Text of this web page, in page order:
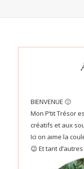
BIENVENUE 🙂
Mon P’tit Trésor
créatifs et aux
Ici on aime la
😉 Et tant